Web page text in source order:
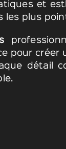
et
les plus
pour créer
détail